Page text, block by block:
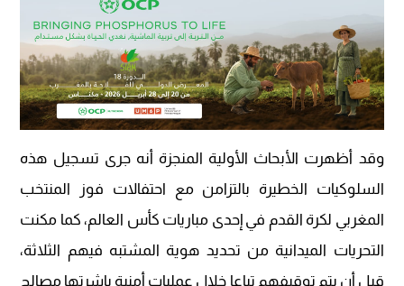
وقد أظهرت الأبحاث الأولية المنجزة أنه جرى تسجيل هذه
السلوكيات الخطيرة بالتزامن مع احتفالات فوز المنتخب
المغربي لكرة القدم في إحدى مباريات كأس العالم، كما مكنت
التحريات الميدانية من تحديد هوية المشتبه فيهم الثلاثة،
قبل أن يتم توقيفهم تباعا خلال عمليات أمنية باشرتها مصالح